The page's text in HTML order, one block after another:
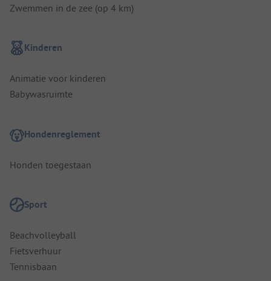
Zwemmen in de zee (op 4 km)
Kinderen
Animatie voor kinderen
Babywasruimte
Hondenreglement
Honden toegestaan
Sport
Beachvolleyball
Fietsverhuur
Tennisbaan